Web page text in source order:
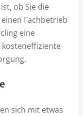
ob Sie die
Fachbetrieb
eine
sich mit etwas